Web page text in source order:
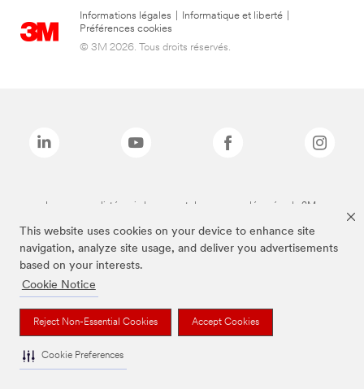
This website uses cookies on your device to enhance site
navigation, analyze site usage, and deliver you advertisements
based on your interests.
Cookie Notice
Reject Non-Essential Cookies Accept Cookies
Cookie Preferences
Informations légales Informatique et liberté
Préférences cookies
© 3M 2026. Tous droits réservés.
Les marques listées ci-dessus sont des marques déposées de 3M.